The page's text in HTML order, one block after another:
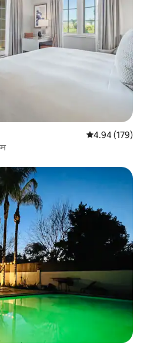
औसत रेटिंग 5 में से
4.94 (179)